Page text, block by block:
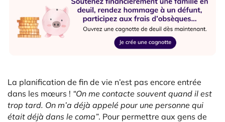
La planification de fin de vie n’est pas encore entrée
dans les mœurs ! “On me contacte souvent quand il est
trop tard. On m’a déjà appelé pour une personne qui
était déjà dans le coma”. Pour permettre aux gens de